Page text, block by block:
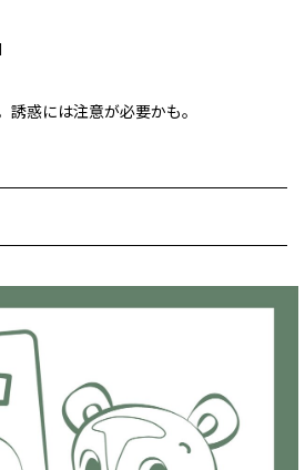
惑には注意が必要かも。